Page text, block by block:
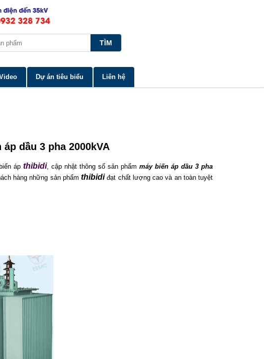
Dự án tiêu biểu Liên hệ
dầu 3 pha 2000kVA
ápthibidi, cập nhật thông số sản phẩmmáy biến áp dầu 3 pha
hàng những sản phẩmthibidi đạt chất lượng cao và an toàn tuyệt